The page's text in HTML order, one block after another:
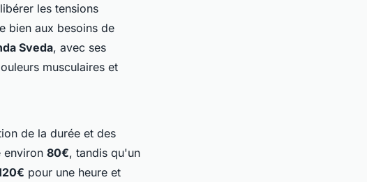
les tensions
bien aux besoins de
Sveda, avec ses
musculaires et
de la durée et des
environ 80€, tandis qu'un
pour une heure et